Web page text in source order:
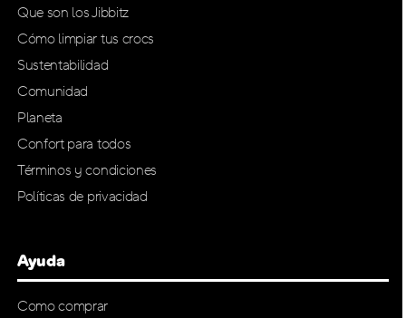
Que son los Jibbitz
Cómo limpiar tus crocs
Sustentabilidad
Comunidad
Planeta
Confort para todos
Términos y condiciones
Políticas de privacidad
Ayuda
Como comprar